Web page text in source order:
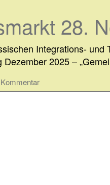
28.
Integrations- und
Dezember 2025 –